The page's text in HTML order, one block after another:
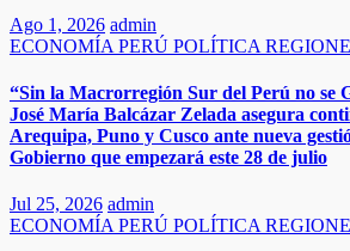
Ago 1, 2026 admin
ECONOMÍA PERÚ POLÍTICA
“Sin la Macrorregión Sur del Perú no se
José María Balcázar Zelada asegura
Arequipa, Puno y Cusco ante nueva
Gobierno que empezará este 28 de julio
Jul 25, 2026 admin
ECONOMÍA PERÚ POLÍTICA